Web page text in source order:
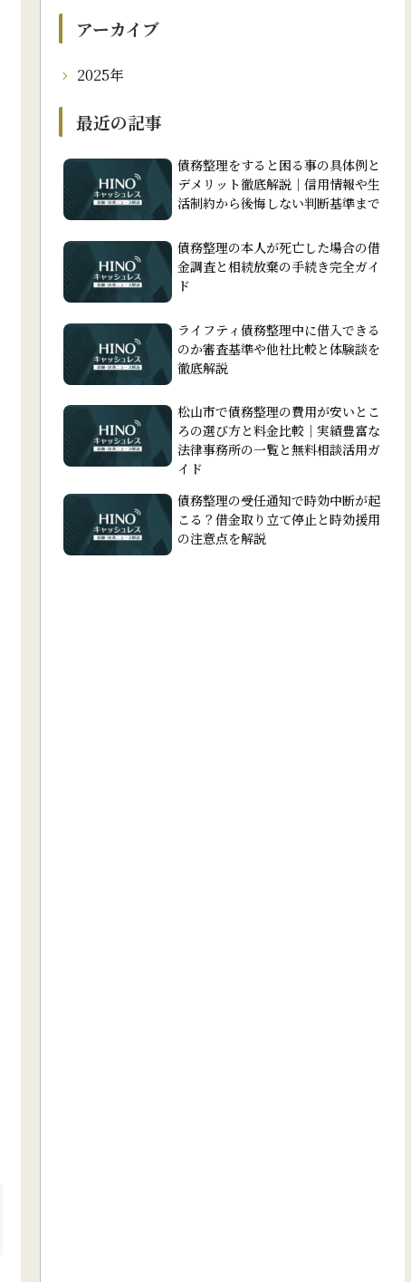
アーカイブ
2025年
最近の記事
債務整理をすると困る事の具体例と
デメリット徹底解説｜信用情報や生
活制約から後悔しない判断基準まで
債務整理の本人が死亡した場合の借
金調査と相続放棄の手続き完全ガイ
ド
ライフティ債務整理中に借入できる
のか審査基準や他社比較と体験談を
徹底解説
松山市で債務整理の費用が安いとこ
ろの選び方と料金比較｜実績豊富な
法律事務所の一覧と無料相談活用ガ
イド
債務整理の受任通知で時効中断が起
こる？借金取り立て停止と時効援用
の注意点を解説